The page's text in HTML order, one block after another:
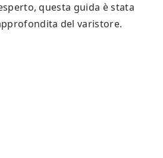
questa guida è stata
del varistore.